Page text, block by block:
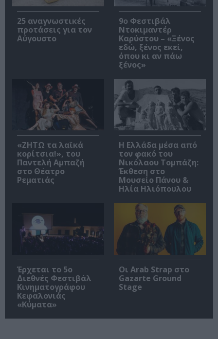
25 αναγνωστικές
προτάσεις για τον
Αύγουστο
9ο Φεστιβάλ
Ντοκιμαντέρ
Καρύστου – «Ξένος
εδώ, ξένος εκεί,
όπου κι αν πάω
ξένος»
«ΖΗΤΩ τα λαϊκά
κορίτσια!», του
Παντελή Αμπαζή
στο Θέατρο
Ρεματιάς
Η Ελλάδα μέσα από
τον φακό του
Νικόλαου Τομπάζη:
Έκθεση στο
Μουσείο Πάνου &
Ηλία Ηλιόπουλου
Έρχεται το 5ο
Διεθνές Φεστιβάλ
Κινηματογράφου
Κεφαλονιάς
«Κύματα»
Οι Arab Strap στο
Gazarte Ground
Stage